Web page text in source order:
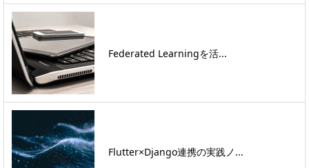
Federated Learningを活...
Flutter×Django連携の実践ノ...